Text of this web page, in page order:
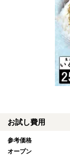
お試し費用
参考価格
オープン